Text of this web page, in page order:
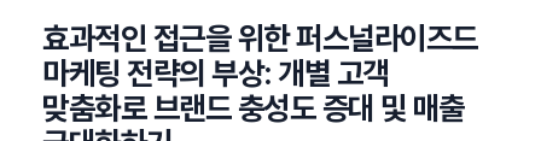
효과적인 접근을 위한 퍼스널라이즈드
마케팅 전략의 부상: 개별 고객
맞춤화로 브랜드 충성도 증대 및 매출